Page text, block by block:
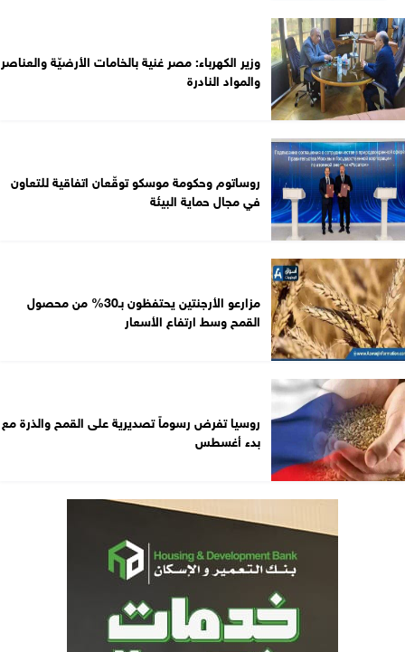
وزير الكهرباء: مصر غنية بالخامات الأرضيّة والعناصر
والمواد النادرة
روساتوم وحكومة موسكو توقّعان اتفاقية للتعاون
في مجال حماية البيئة
مزارعو الأرجنتين يحتفظون بـ30% من محصول
القمح وسط ارتفاع الأسعار
روسيا تفرض رسوماً تصديرية على القمح والذرة مع
بدء أغسطس